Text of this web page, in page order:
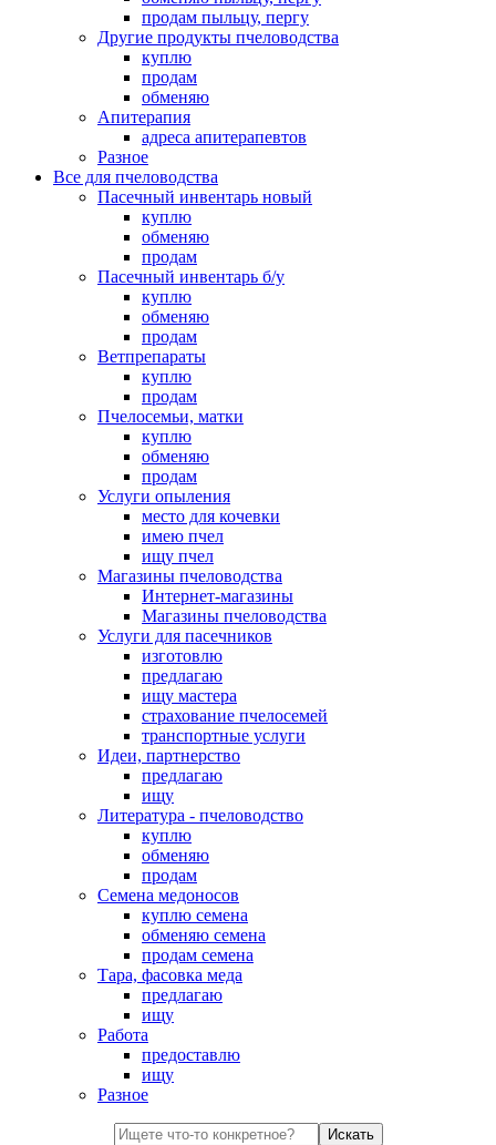
продам пыльцу, пергу
Другие продукты пчеловодства
куплю
продам
обменяю
Апитерапия
адреса апитерапевтов
Разное
Все для пчеловодства
Пасечный инвентарь новый
куплю
обменяю
продам
Пасечный инвентарь б/у
куплю
обменяю
продам
Ветпрепараты
куплю
продам
Пчелосемьи, матки
куплю
обменяю
продам
Услуги опыления
место для кочевки
имею пчел
ищу пчел
Магазины пчеловодства
Интернет-магазины
Магазины пчеловодства
Услуги для пасечников
изготовлю
предлагаю
ищу мастера
страхование пчелосемей
транспортные услуги
Идеи, партнерство
предлагаю
ищу
Литература - пчеловодство
куплю
обменяю
продам
Семена медоносов
куплю семена
обменяю семена
продам семена
Тара, фасовка меда
предлагаю
ищу
Работа
предоставлю
ищу
Разное
Искать